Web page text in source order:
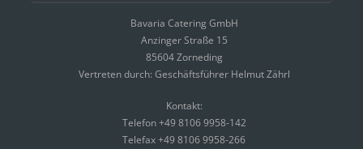
Bavaria Catering GmbH
Anzinger Straße 15
85604 Zorneding
Vertreten durch: Geschäftsführer Helmut Zährl
Kontakt:
Telefon +49 8106 9958-142
Telefax +49 8106 9958-266